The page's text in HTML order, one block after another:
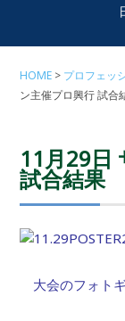
HOME プロフェッ
ン主催プロ興行 試合
11月29日
試合結果
大会のフォト